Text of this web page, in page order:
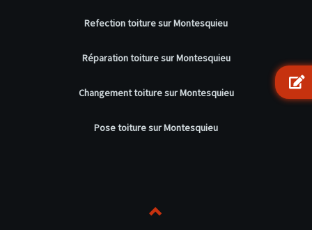
Refection toiture sur Montesquieu
Réparation toiture sur Montesquieu
Changement toiture sur Montesquieu
Pose toiture sur Montesquieu